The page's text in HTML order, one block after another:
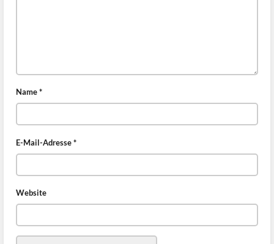
Name*
E-Mail-Adresse*
Website